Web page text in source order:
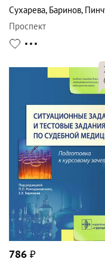
Сухарева, Баринов,
Проспект
786 ₽